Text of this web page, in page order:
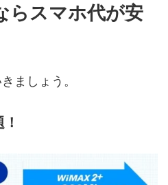
らスマホ代が安
ましょう。